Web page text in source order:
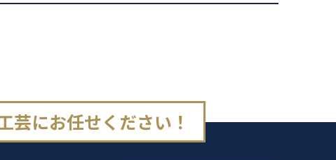
芸にお任せください！